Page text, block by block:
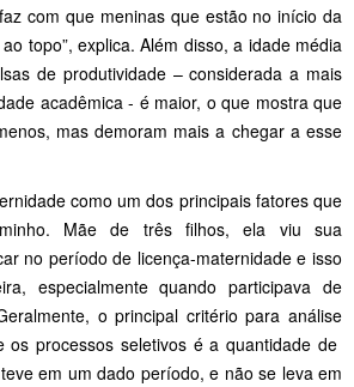
com que meninas que estão no início da
topo”, explica. Além disso, a idade média
de produtividade – considerada a mais
acadêmica - é maior, o que mostra que
mas demoram mais a chegar a esse
como um dos principais fatores que
Mãe de três filhos, ela viu sua
no período de licença-maternidade e isso
especialmente quando participava de
o principal critério para análise
os processos seletivos é a quantidade de
em um dado período, e não se leva em